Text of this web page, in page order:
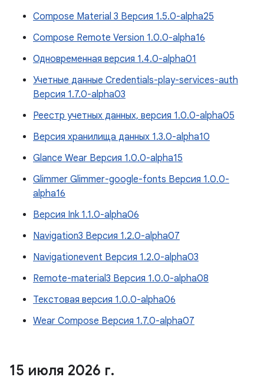
Compose Material 3 Версия 1.5.0-alpha25
Compose Remote Version 1.0.0-alpha16
Одновременная версия 1.4.0-alpha01
Учетные данные Credentials-play-services-auth
Версия 1.7.0-alpha03
Реестр учетных данных, версия 1.0.0-alpha05
Версия хранилища данных 1.3.0-alpha10
Glance Wear Версия 1.0.0-alpha15
Glimmer Glimmer-google-fonts Версия 1.0.0-
alpha16
Версия Ink 1.1.0-alpha06
Navigation3 Версия 1.2.0-alpha07
Navigationevent Версия 1.2.0-alpha03
Remote-material3 Версия 1.0.0-alpha08
Текстовая версия 1.0.0-alpha06
Wear Compose Версия 1.7.0-alpha07
15 июля 2026 г.